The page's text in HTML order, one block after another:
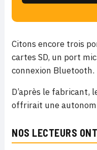
Citons encore trois
cartes SD, un port
connexion Bluetooth.
D’après le fabricant,
offrirait une
NOS LECTEURS